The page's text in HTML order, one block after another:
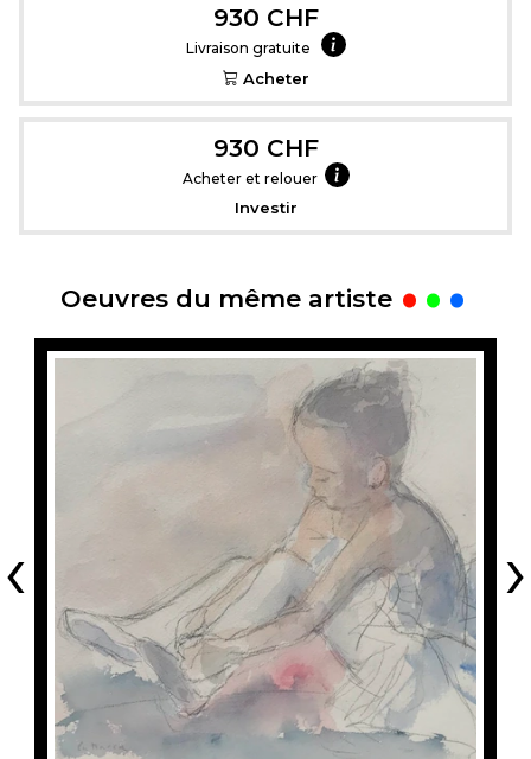
930 CHF
Livraison gratuite
Acheter
930 CHF
Acheter et relouer
Investir
Oeuvres du même artiste .
‹ ›